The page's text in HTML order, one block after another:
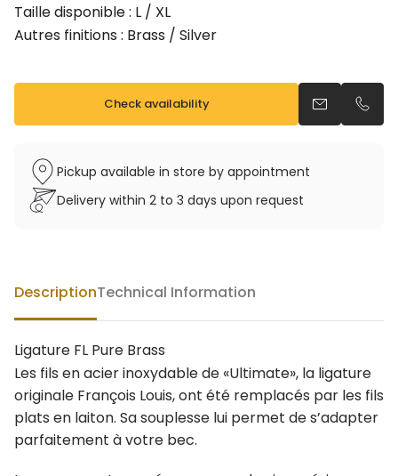
Taille disponible : L / XL
Autres finitions : Brass / Silver
Check availability Send anCall
Pickup available in store by appointment
Delivery within 2 to 3 days upon request
DescriptionTechnical Information
Ligature FL Pure Brass
Les fils en acier inoxydable de «Ultimate», la ligature
originale François Louis, ont été remplacés par les fils
plats en laiton. Sa souplesse lui permet de s’adapter
parfaitement à votre bec.